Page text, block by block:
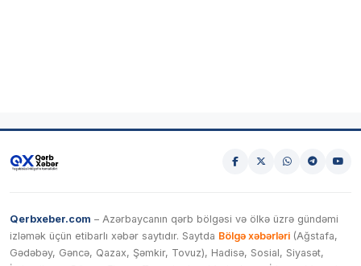
Qerbxeber.com – Azərbaycanın qərb bölgəsi və ölkə üzrə gündəmi
izləmək üçün etibarlı xəbər saytıdır. Saytda Bölgə xəbərləri (Ağstafa,
Gədəbəy, Gəncə, Qazax, Şəmkir, Tovuz), Hadisə, Sosial, Siyasət,